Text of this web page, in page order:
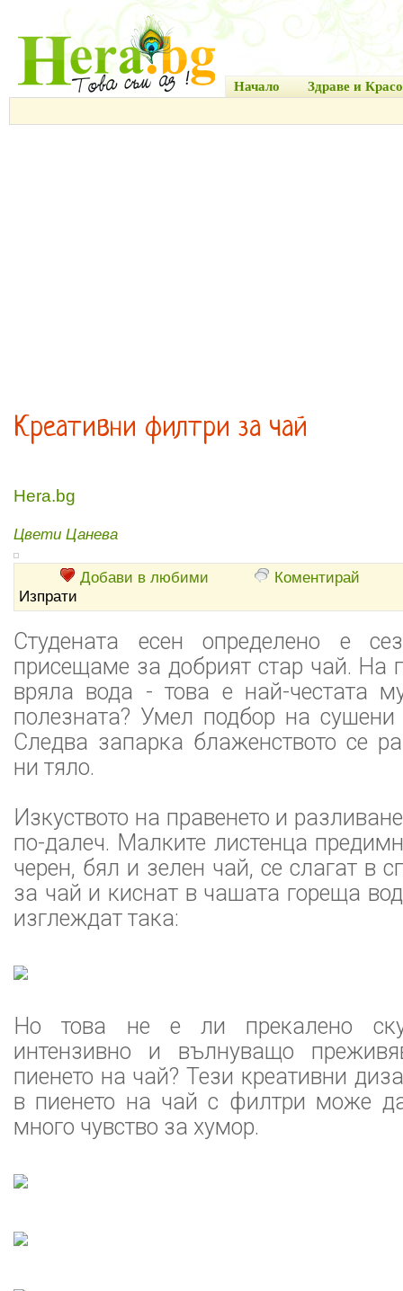
Начало Здраве и
Креативни филтри за чай
Hera.bg
Цвети Цанева
Добави в любими
Коментирай
Изпрати
Студената есен определено е
присещаме за добрият стар чай. На
вряла вода - това е най-честата
полезната? Умел подбор на
Следва запарка блаженството се
ни тяло.
Изкуството на правенето и
по-далеч. Малките листенца
черен, бял и зелен чай, се слагат в
за чай и киснат в чашата гореща
изглеждат така:
Но това не е ли прекалено
интензивно и вълнуващо
пиенето на чай? Тези креативни
в пиенето на чай с филтри може
много чувство за хумор.